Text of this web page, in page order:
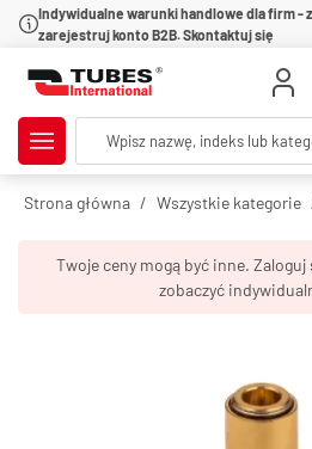
Indywidualne warunki handlowe dla firm -
zarejestruj konto B2B. Skontaktuj się
Strona główna Wszystkie kategorie
Twoje ceny mogą być inne. Zaloguj
zobaczyć